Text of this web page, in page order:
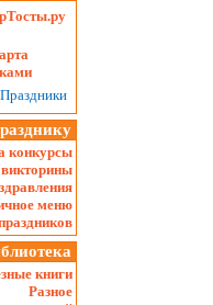
конкурсы
меню
книги
Разное